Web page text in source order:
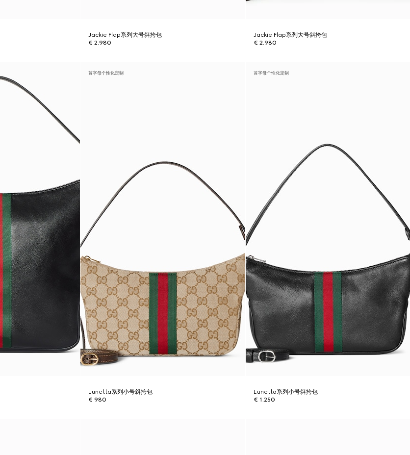
Jackie Flap系列大号斜挎包
€ 2.980
Jackie Flap系列大号斜挎包
€ 2.980
首字母个性化定制
Lunetta系列小号斜挎包
€ 980
首字母个性化定制
Lunetta系列小号斜挎包
€ 1.250